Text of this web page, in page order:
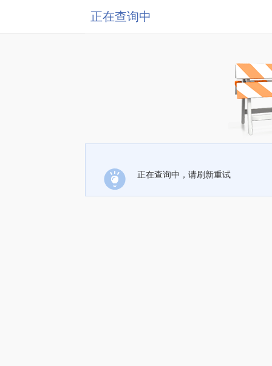
正在查询中
正在查询中，请刷新重试